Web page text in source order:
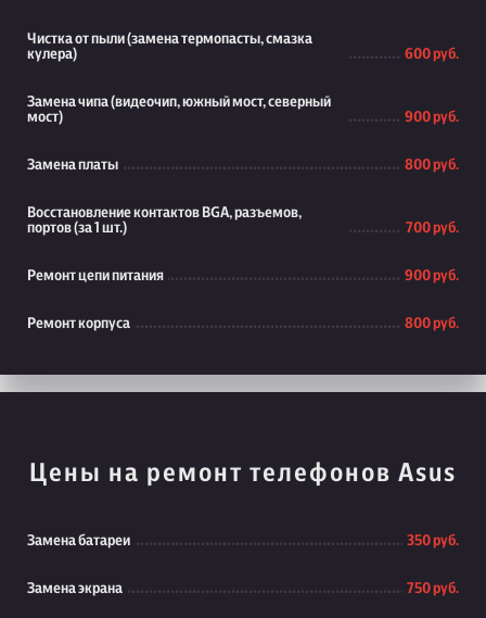
Чистка от пыли (замена термопасты, смазка
кулера)
600 руб.
Замена чипа (видеочип, южный мост, северный
мост)
900 руб.
Замена платы 800 руб.
Восстановление контактов BGA, разъемов,
портов (за 1 шт.)
700 руб.
Ремонт цепи питания 900 руб.
Ремонт корпуса 800 руб.
Цены на ремонт телефонов Asus
Замена батареи 350 руб.
Замена экрана 750 руб.